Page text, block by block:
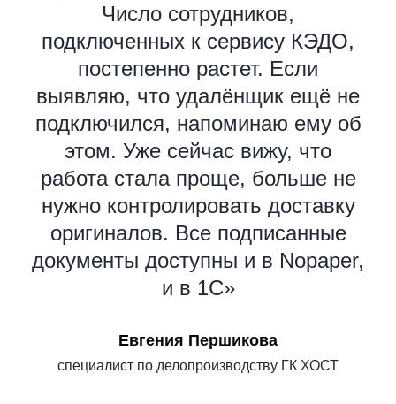
Число сотрудников,
подключенных к сервису КЭДО,
постепенно растет. Если
выявляю, что удалёнщик ещё не
подключился, напоминаю ему об
этом. Уже сейчас вижу, что
работа стала проще, больше не
нужно контролировать доставку
оригиналов. Все подписанные
документы доступны и в Nopaper,
и в 1С»
Евгения Першикова
специалист по делопроизводству ГК ХОСТ